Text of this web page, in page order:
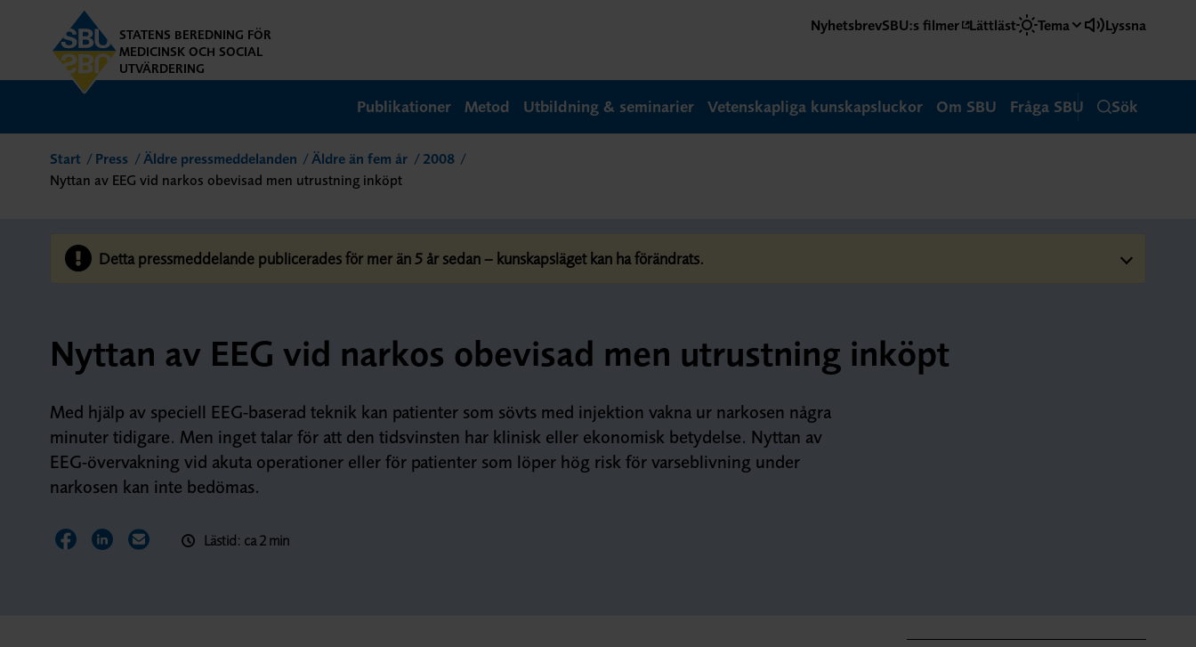
STATENS BEREDNING FÖR
MEDICINSK OCH SOCIAL
UTVÄRDERING
NyhetsbrevSBU:s filmer Lättläst Tema Lyssna
Publikationer Metod Utbildning & seminarier Vetenskapliga kunskapsluckor Om SBU Fråga SBU Sök
Start Press Äldre pressmeddelanden Äldre än fem år
2008
Nyttan av EEG vid narkos obevisad men utrustning inköpt
Detta pressmeddelande publicerades för mer än 5 år sedan – kunskapsläget kan ha förändrats.
Nyttan av EEG vid narkos obevisad men utrustning inköpt
Med hjälp av speciell EEG-baserad teknik kan patienter som sövts med injektion vakna ur narkosen några
minuter tidigare. Men inget talar för att den tidsvinsten har klinisk eller ekonomisk betydelse. Nyttan av
EEG-övervakning vid akuta operationer eller för patienter som löper hög risk för varseblivning under
narkosen kan inte bedömas.
Dela sidan på Facebook
Dela sidan på LinkedIn
Dela sidan via E-post
Lästid: ca 2 min